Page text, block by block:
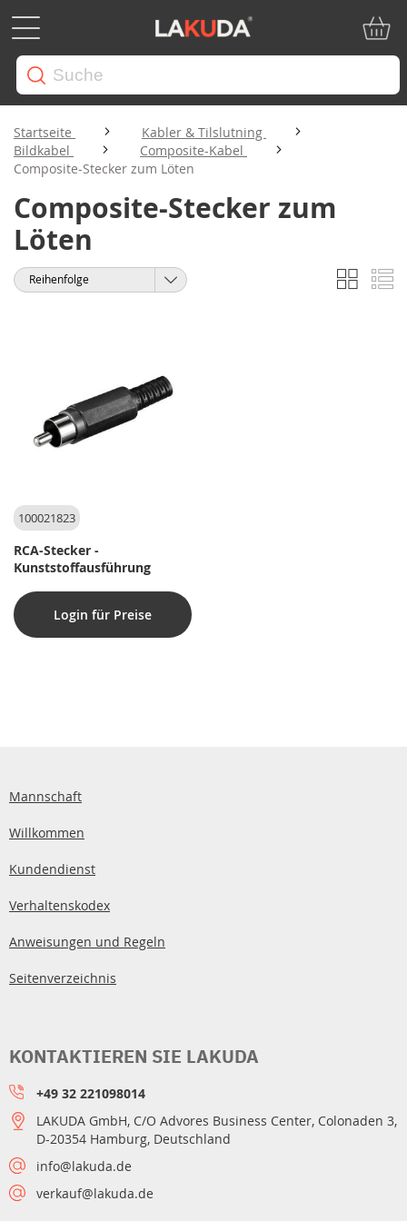
Startseite
Kabler & Tilslutning
Bildkabel
Composite-Kabel
Composite-Stecker zum Löten
Composite-Stecker zum
Löten
Anzeigen
als
Liste
Sortieren
100021823
RCA-Stecker -
Kunststoffausführung
Login für Preise
Mannschaft
Willkommen
Kundendienst
Verhaltenskodex
Anweisungen und Regeln
Seitenverzeichnis
KONTAKTIEREN SIE LAKUDA
+49 32 221098014
LAKUDA GmbH, C/O Advores Business Center, Colonaden 3,
D-20354 Hamburg, Deutschland
info@lakuda.de
verkauf@lakuda.de